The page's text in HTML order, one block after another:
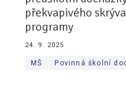
překvapivého
programy
24. 9. 2025
MŠ Povinná školní